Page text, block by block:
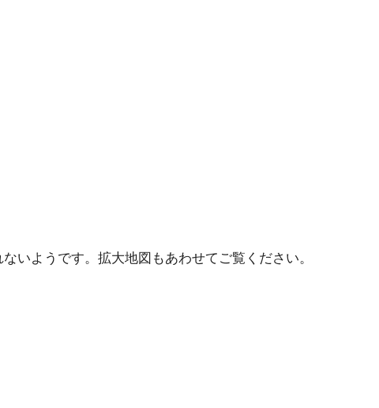
いようです。拡大地図もあわせてご覧ください。